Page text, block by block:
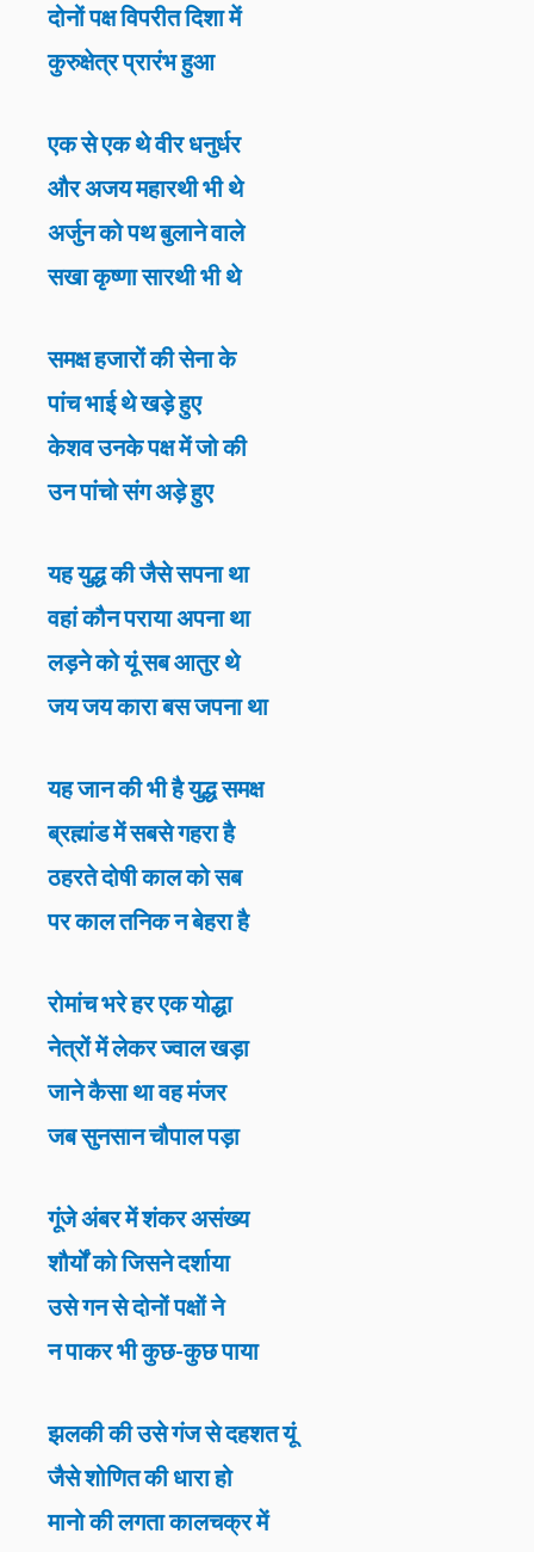
दोनों पक्ष विपरीत दिशा में
कुरुक्षेत्र प्रारंभ हुआ
एक से एक थे वीर धनुर्धर
और अजय महारथी भी थे
अर्जुन को पथ बुलाने वाले
सखा कृष्णा सारथी भी थे
समक्ष हजारों की सेना के
पांच भाई थे खड़े हुए
केशव उनके पक्ष में जो की
उन पांचो संग अड़े हुए
यह युद्ध की जैसे सपना था
वहां कौन पराया अपना था
लड़ने को यूं सब आतुर थे
जय जय कारा बस जपना था
यह जान की भी है युद्ध समक्ष
ब्रह्मांड में सबसे गहरा है
ठहरते दोषी काल को सब
पर काल तनिक न बेहरा है
रोमांच भरे हर एक योद्धा
नेत्रों में लेकर ज्वाल खड़ा
जाने कैसा था वह मंजर
जब सुनसान चौपाल पड़ा
गूंजे अंबर में शंकर असंख्य
शौर्यों को जिसने दर्शाया
उसे गन से दोनों पक्षों ने
न पाकर भी कुछ-कुछ पाया
झलकी की उसे गंज से दहशत यूं
जैसे शोणित की धारा हो
मानो की लगता कालचक्र में